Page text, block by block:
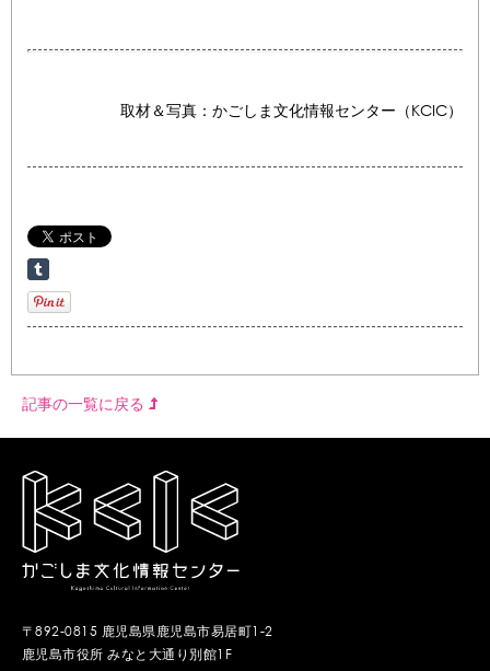
取材＆写真：かごしま文化情報センター（KCIC）
記事の一覧に戻る
〒892-0815 鹿児島県鹿児島市易居町1-2
鹿児島市役所 みなと大通り別館1F